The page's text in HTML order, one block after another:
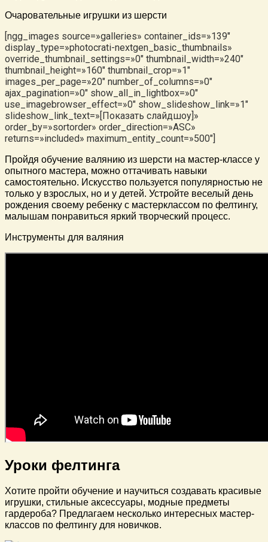
Очаровательные игрушки из шерсти
[ngg_images source=»galleries» container_ids=»139″
display_type=»photocrati-nextgen_basic_thumbnails»
override_thumbnail_settings=»0″ thumbnail_width=»240″
thumbnail_height=»160″ thumbnail_crop=»1″
images_per_page=»20″ number_of_columns=»0″
ajax_pagination=»0″ show_all_in_lightbox=»0″
use_imagebrowser_effect=»0″ show_slideshow_link=»1″
slideshow_link_text=»[Показать слайдшоу]»
order_by=»sortorder» order_direction=»ASC»
returns=»included» maximum_entity_count=»500″]
Пройдя обучение валянию из шерсти на мастер-классе у
опытного мастера, можно оттачивать навыки
самостоятельно. Искусство пользуется популярностью не
только у взрослых, но и у детей. Устройте веселый день
рождения своему ребенку с мастерклассом по фелтингу,
малышам понравиться яркий творческий процесс.
Инструменты для валяния
Уроки фелтинга
Хотите пройти обучение и научиться создавать красивые
игрушки, стильные аксессуары, модные предметы
гардероба? Предлагаем несколько интересных мастер-
классов по фелтингу для новичков.